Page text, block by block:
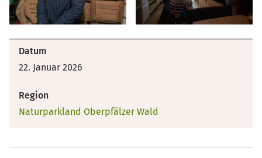
Datum
22. Januar 2026
Region
Naturparkland Oberpfälzer Wald